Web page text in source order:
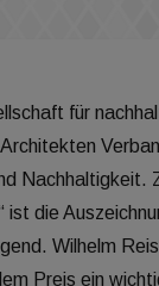
für
Nachhaltigkeit.
die
Wilhelm
Preis ein